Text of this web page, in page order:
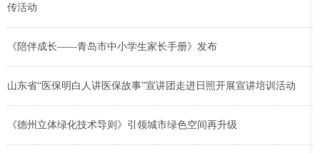
传活动
《陪伴成长——青岛市中小学生家长手册》发布
山东省“医保明白人讲医保故事”宣讲团走进日照开展宣讲培训活动
《德州立体绿化技术导则》引领城市绿色空间再升级